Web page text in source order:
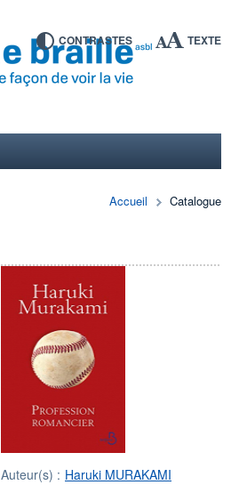
CONTRASTES TEXTE
Accueil Catalogue
Auteur(s) : Haruki MURAKAMI